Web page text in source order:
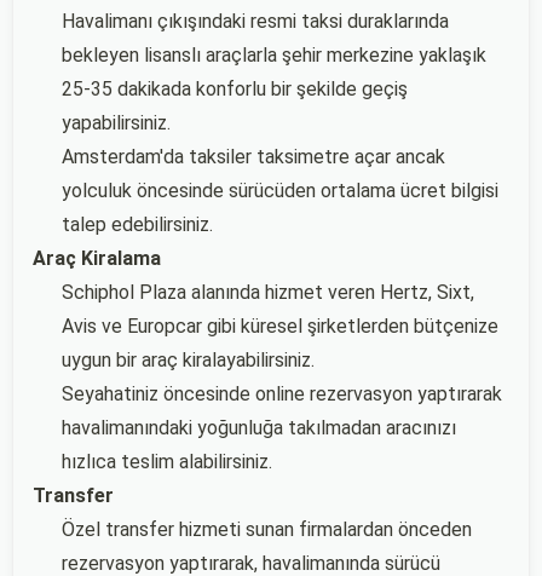
Havalimanı çıkışındaki resmi taksi duraklarında
bekleyen lisanslı araçlarla şehir merkezine yaklaşık
25-35 dakikada konforlu bir şekilde geçiş
yapabilirsiniz.
Amsterdam'da taksiler taksimetre açar ancak
yolculuk öncesinde sürücüden ortalama ücret bilgisi
talep edebilirsiniz.
Araç Kiralama
Schiphol Plaza alanında hizmet veren Hertz, Sixt,
Avis ve Europcar gibi küresel şirketlerden bütçenize
uygun bir araç kiralayabilirsiniz.
Seyahatiniz öncesinde online rezervasyon yaptırarak
havalimanındaki yoğunluğa takılmadan aracınızı
hızlıca teslim alabilirsiniz.
Transfer
Özel transfer hizmeti sunan firmalardan önceden
rezervasyon yaptırarak, havalimanında sürücü